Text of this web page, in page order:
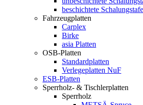
beschichtete
Fahrzeugplatten
Carplex
Birke
asia Platten
OSB-Platten
Standardplatten
Verlegeplatten NuF
ESB-Platten
Sperrholz- & Tischlerplatten
Sperrholz